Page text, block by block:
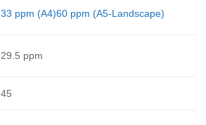
33 ppm (A4)60 ppm (A5-Landscape)
29.5 ppm
45